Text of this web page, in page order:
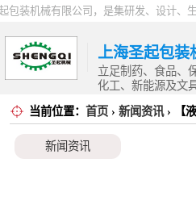
上海圣起包装
立足制药、食品、
化工、新能源及文
当前位置： 首页 › 新闻资讯› 【液
新闻资讯
其他定制自动化
机器人应用